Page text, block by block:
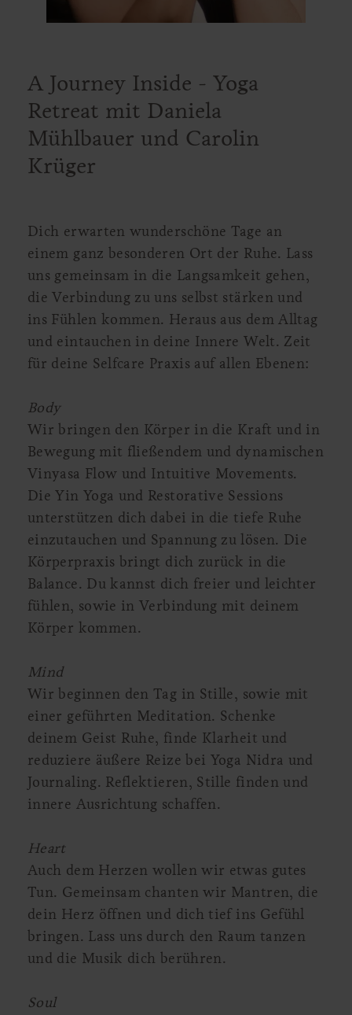
A Journey Inside - Yoga
Retreat mit Daniela
Mühlbauer und Carolin
Krüger
Dich erwarten wunderschöne Tage an
einem ganz besonderen Ort der Ruhe. Lass
uns gemeinsam in die Langsamkeit gehen,
die Verbindung zu uns selbst stärken und
ins Fühlen kommen. Heraus aus dem Alltag
und eintauchen in deine Innere Welt. Zeit
für deine Selfcare Praxis auf allen Ebenen:
Body
Wir bringen den Körper in die Kraft und in
Bewegung mit fließendem und dynamischen
Vinyasa Flow und Intuitive Movements.
Die Yin Yoga und Restorative Sessions
unterstützen dich dabei in die tiefe Ruhe
einzutauchen und Spannung zu lösen. Die
Körperpraxis bringt dich zurück in die
Balance. Du kannst dich freier und leichter
fühlen, sowie in Verbindung mit deinem
Körper kommen.
Mind
Wir beginnen den Tag in Stille, sowie mit
einer geführten Meditation. Schenke
deinem Geist Ruhe, finde Klarheit und
reduziere äußere Reize bei Yoga Nidra und
Journaling. Reflektieren, Stille finden und
innere Ausrichtung schaffen.
Heart
Auch dem Herzen wollen wir etwas gutes
Tun. Gemeinsam chanten wir Mantren, die
dein Herz öffnen und dich tief ins Gefühl
bringen. Lass uns durch den Raum tanzen
und die Musik dich berühren.
Soul